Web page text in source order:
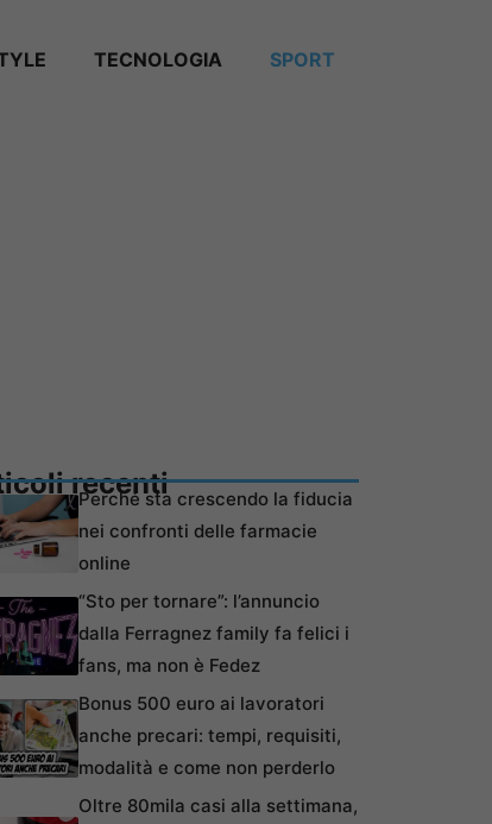
TECNOLOGIA SPORT
recenti
Perché sta crescendo la fiducia
nei confronti delle farmacie
online
“Sto per tornare”: l’annuncio
dalla Ferragnez family fa felici i
fans, ma non è Fedez
Bonus 500 euro ai lavoratori
anche precari: tempi, requisiti,
modalità e come non perderlo
Oltre 80mila casi alla settimana,